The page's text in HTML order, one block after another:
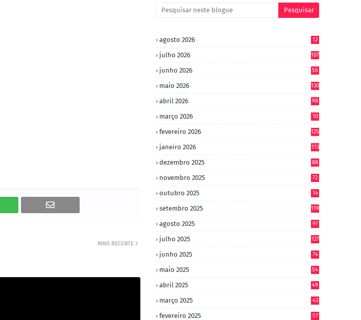
MAIS RECENTE
agosto 2026 12
julho 2026 107
junho 2026 56
maio 2026 130
abril 2026 98
março 2026
10
fevereiro 2026 125
janeiro 2026 113
dezembro 2025 88
novembro 2025 72
outubro 2025
14
setembro 2025 119
agosto 2025 97
julho 2025 127
junho 2025 74
maio 2025 54
abril 2025 49
março 2025 43
fevereiro 2025 57